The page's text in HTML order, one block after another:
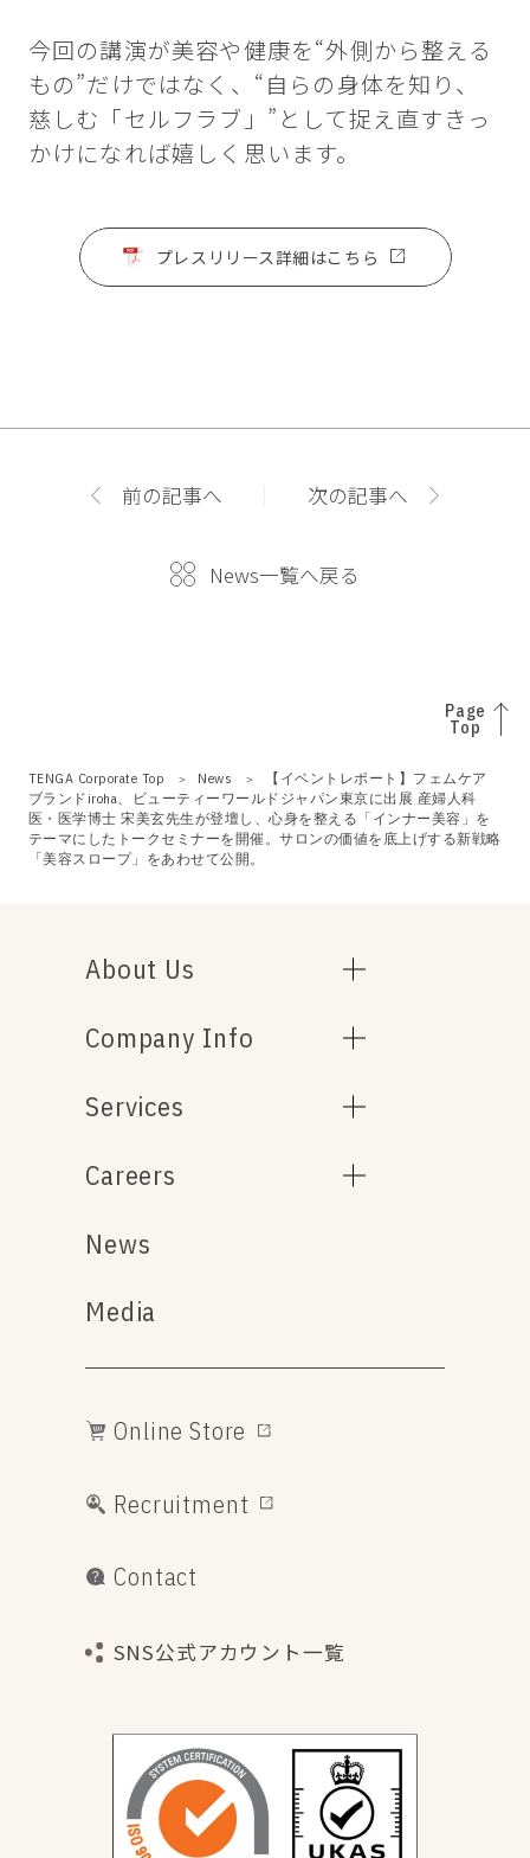
今回の講演が美容や健康を“外側から整える
もの”だけではなく、“自らの身体を知り、
慈しむ「セルフラブ」”として捉え直すきっ
かけになれば嬉しく思います。
プレスリリース詳細はこちら
前の記事へ
News一覧へ戻る
次の記事へ
Page
Top
TENGA Corporate Top News
【イベントレポート】フェムケア
ブランドiroha、ビューティーワールドジャパン東京に出展 産婦人科
医・医学博士 宋美玄先生が登壇し、心身を整える「インナー美容」を
テーマにしたトークセミナーを開催。サロンの価値を底上げする新戦略
「美容スロープ」をあわせて公開。
Online Store
Recruitment
Contact
SNS公式アカウント一覧
About Us
Company Info
Services
Careers
News
Media